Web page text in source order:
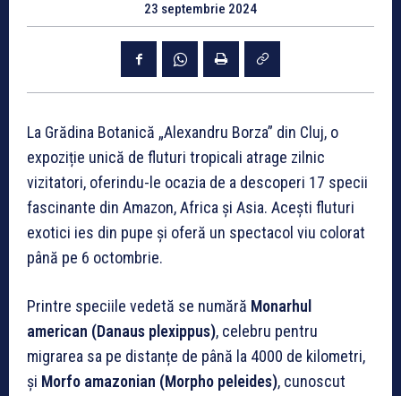
23 septembrie 2024
La Grădina Botanică „Alexandru Borza” din Cluj, o
expoziție unică de fluturi tropicali atrage zilnic
vizitatori, oferindu-le ocazia de a descoperi 17 specii
fascinante din Amazon, Africa și Asia. Acești fluturi
exotici ies din pupe și oferă un spectacol viu colorat
până pe 6 octombrie.
Printre speciile vedetă se numără Monarhul
american (Danaus plexippus), celebru pentru
migrarea sa pe distanțe de până la 4000 de kilometri,
și Morfo amazonian (Morpho peleides), cunoscut